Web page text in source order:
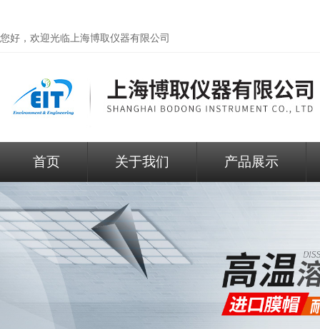
您好，欢迎光临上海博取仪器有限公司
首页 关于我们 产品展示